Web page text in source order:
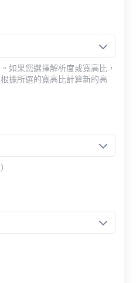
如果您選擇解析度或寬高比，
據所選的寬高比計算新的高